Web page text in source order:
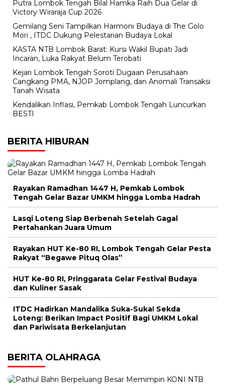
Putra Lombok Tengah Bilal Hamka Raih Dua Gelar di
Victory Wiraraja Cup 2026
Gemilang Seni Tampilkan Harmoni Budaya di The Golo
Mori , ITDC Dukung Pelestarian Budaya Lokal
KASTA NTB Lombok Barat: Kursi Wakil Bupati Jadi
Incaran, Luka Rakyat Belum Terobati
Kejari Lombok Tengah Soroti Dugaan Perusahaan
Cangkang PMA, NJOP Jomplang, dan Anomali Transaksi
Tanah Wisata
Kendalikan Inflasi, Pemkab Lombok Tengah Luncurkan
BESTI
BERITA HIBURAN
Rayakan Ramadhan 1447 H, Pemkab Lombok
Tengah Gelar Bazar UMKM hingga Lomba Hadrah
Lasqi Loteng Siap Berbenah Setelah Gagal
Pertahankan Juara Umum
Rayakan HUT Ke-80 RI, Lombok Tengah Gelar Pesta
Rakyat “Begawe Pituq Olas”
HUT Ke-80 RI, Pringgarata Gelar Festival Budaya
dan Kuliner Sasak
ITDC Hadirkan Mandalika Suka-Suka! Sekda
Loteng: Berikan Impact Positif Bagi UMKM Lokal
dan Pariwisata Berkelanjutan
BERITA OLAHRAGA